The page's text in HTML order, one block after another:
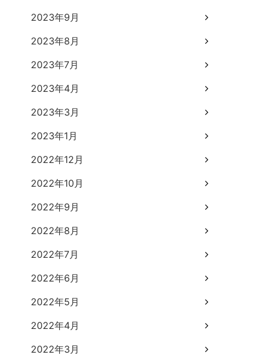
2023年9月
2023年8月
2023年7月
2023年4月
2023年3月
2023年1月
2022年12月
2022年10月
2022年9月
2022年8月
2022年7月
2022年6月
2022年5月
2022年4月
2022年3月